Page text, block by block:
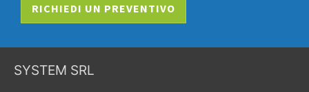
RICHIEDI UN PREVENTIVO
SYSTEM SRL